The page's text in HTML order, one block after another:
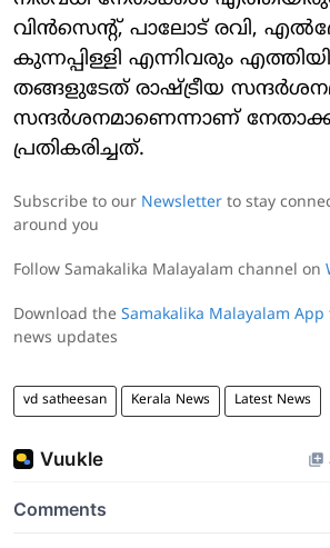
വിന്‍സെന്റ്, പാലോട് രവി,
കുന്നപ്പിള്ളി എന്നിവരും
തങ്ങളുടേത് രാഷ്ട്രീയ
സന്ദര്‍ശനമാണെന്നാണ്
പ്രതികരിച്ചത്.
Subscribe to our Newsletter to stay
around you
Follow Samakalika Malayalam channel on
Download the Samakalika Malayalam App
news updates
vd satheesan Kerala News Latest News